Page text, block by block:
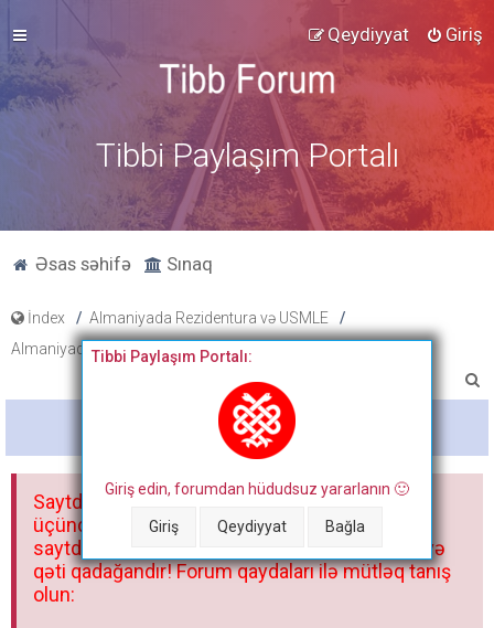
Giriş
Qeydiyyat
Tibbi Paylaşım Portalı
Əsas səhifə Sınaq
İndex
Almaniyada Rezidentura və USMLE
Almaniyada Rezidentura
a
Bitdi
Tibbi Paylaşım Portalı:
Giriş edin, forumdan hüdudsuz yararlanın 🙂
Giriş Qeydiyyat Bağla
Saytdakı materiallar yalnız fərdi istifadəniz
üçündür. Materialları istisnasız heç bir qrupda,
saytda və sosial şəbəkədə paylaşmaq olmaz və
qəti qadağandır! Forum qaydaları ilə mütləq tanış
olun: